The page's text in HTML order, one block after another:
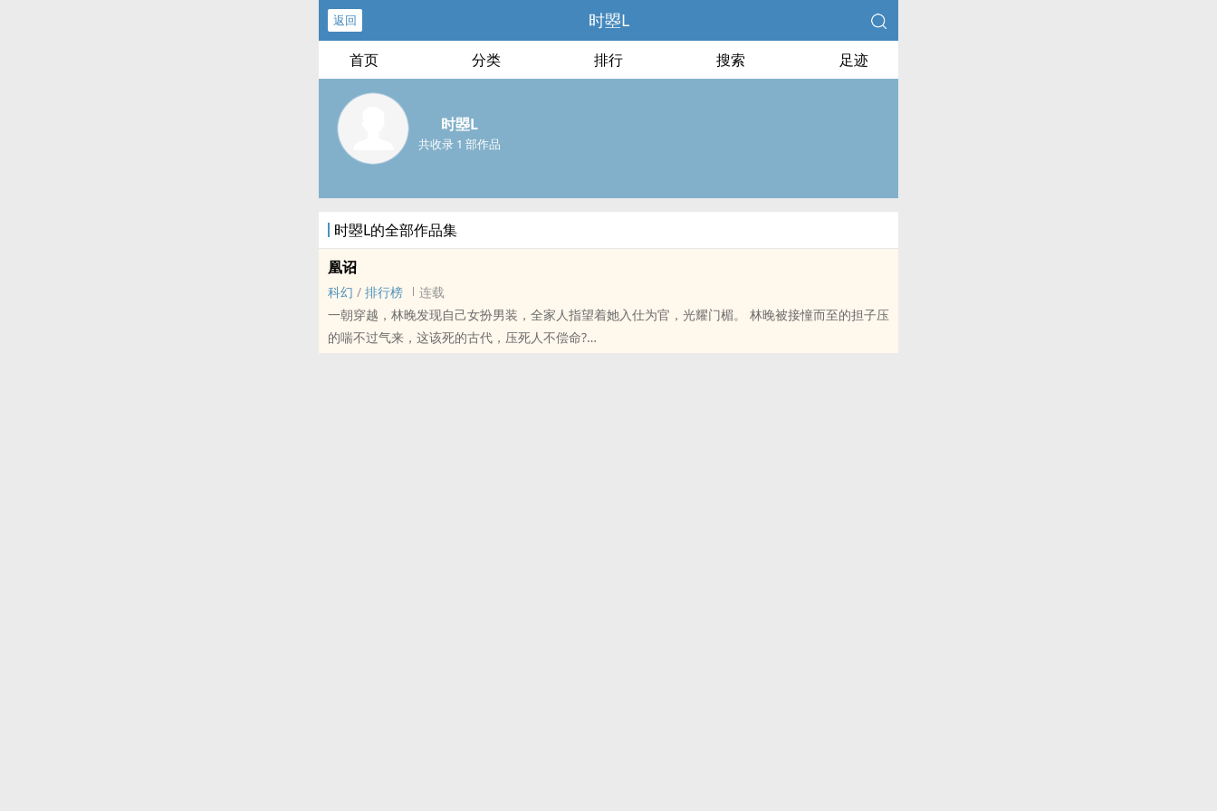
返回 时曌L
首页 分类 排行 搜索 足迹
时曌L
共收录 1 部作品
时曌L的全部作品集
凰诏
科幻 / 排行榜
连载
一朝穿越，林晚发现自己女扮男装，全家人指望着她入仕为官，光耀门楣。 林晚被接憧而至的担子压
的喘不过气来，这该死的古代，压死人不偿命?